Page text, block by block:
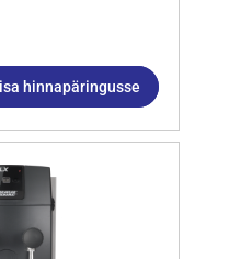
hinnapäringusse